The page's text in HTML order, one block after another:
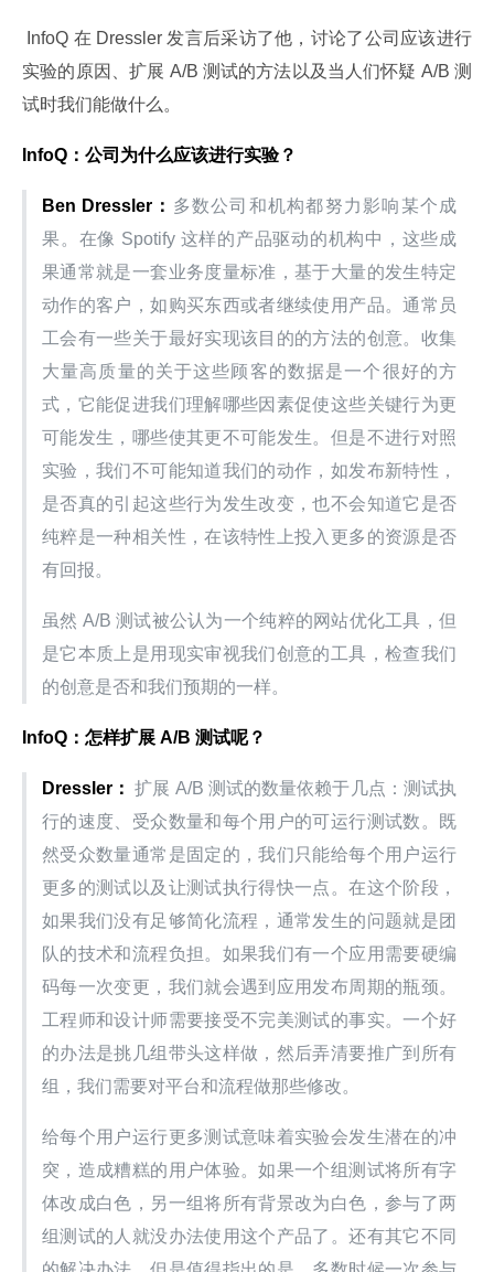
实验的原因、扩展 A/B 测试的方法以及当人们怀疑 A/B 测
试时我们能做什么。
InfoQ：公司为什么应该进行实验？
Ben Dressler： 多数公司和机构都努力影响某个成
果。在像 Spotify 这样的产品驱动的机构中，这些成
果通常就是一套业务度量标准，基于大量的发生特定
动作的客户，如购买东西或者继续使用产品。通常员
工会有一些关于最好实现该目的的方法的创意。收集
大量高质量的关于这些顾客的数据是一个很好的方
式，它能促进我们理解哪些因素促使这些关键行为更
可能发生，哪些使其更不可能发生。但是不进行对照
实验，我们不可能知道我们的动作，如发布新特性，
是否真的引起这些行为发生改变，也不会知道它是否
纯粹是一种相关性，在该特性上投入更多的资源是否
有回报。
虽然 A/B 测试被公认为一个纯粹的网站优化工具，但
是它本质上是用现实审视我们创意的工具，检查我们
的创意是否和我们预期的一样。
InfoQ：怎样扩展 A/B 测试呢？
Dressler： 扩展 A/B 测试的数量依赖于几点：测试执
行的速度、受众数量和每个用户的可运行测试数。既
然受众数量通常是固定的，我们只能给每个用户运行
更多的测试以及让测试执行得快一点。在这个阶段，
如果我们没有足够简化流程，通常发生的问题就是团
队的技术和流程负担。如果我们有一个应用需要硬编
码每一次变更，我们就会遇到应用发布周期的瓶颈。
工程师和设计师需要接受不完美测试的事实。一个好
的办法是挑几组带头这样做，然后弄清要推广到所有
组，我们需要对平台和流程做那些修改。
给每个用户运行更多测试意味着实验会发生潜在的冲
突，造成糟糕的用户体验。如果一个组测试将所有字
体改成白色，另一组将所有背景改为白色，参与了两
组测试的人就没办法使用这个产品了。还有其它不同